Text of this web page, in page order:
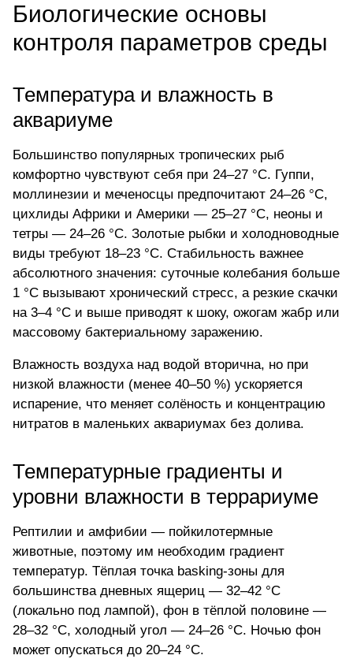
Биологические основы
контроля параметров среды
Температура и влажность в
аквариуме
Большинство популярных тропических рыб
комфортно чувствуют себя при 24–27 °C. Гуппи,
моллинезии и меченосцы предпочитают 24–26 °C,
цихлиды Африки и Америки — 25–27 °C, неоны и
тетры — 24–26 °C. Золотые рыбки и холодноводные
виды требуют 18–23 °C. Стабильность важнее
абсолютного значения: суточные колебания больше
1 °C вызывают хронический стресс, а резкие скачки
на 3–4 °C и выше приводят к шоку, ожогам жабр или
массовому бактериальному заражению.
Влажность воздуха над водой вторична, но при
низкой влажности (менее 40–50 %) ускоряется
испарение, что меняет солёность и концентрацию
нитратов в маленьких аквариумах без долива.
Температурные градиенты и
уровни влажности в террариуме
Рептилии и амфибии — пойкилотермные
животные, поэтому им необходим градиент
температур. Тёплая точка basking-зоны для
большинства дневных ящериц — 32–42 °C
(локально под лампой), фон в тёплой половине —
28–32 °C, холодный угол — 24–26 °C. Ночью фон
может опускаться до 20–24 °C.